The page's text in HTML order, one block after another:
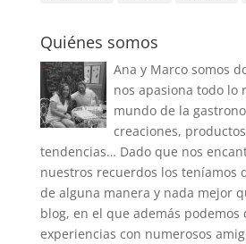
Quiénes somos
Ana y Marco somos
nos apasiona todo lo
mundo de la
creaciones,
tendencias… Dado que nos
nuestros recuerdos los teníamos
de alguna manera y nada mejor
blog, en el que además
experiencias con numerosos